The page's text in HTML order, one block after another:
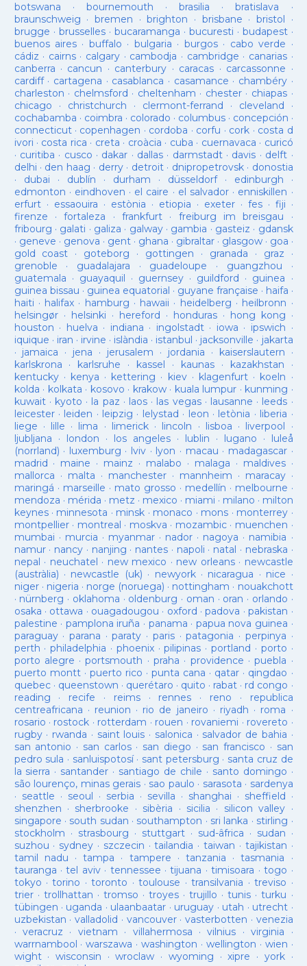
botswana · bournemouth ·brasilia ·bratislava ·
braunschweig · bremen ·brighton · brisbane · bristol ·
brugge · brusselles· bucaramanga · bucuresti · budapest·
buenos aires· buffalo · bulgaria · burgos· cabo verde ·
cádiz · cairns· calgary · cambodja · cambridge · canarias·
canberra · cancun · canterbury · caracas · carcassonne ·
cardiff· cartagena · casablanca · casamance · chambéry·
charleston · chelmsford · cheltenham · chester· chiapas ·
chicago · christchurch · clermont-ferrand · cleveland ·
cochabamba · coimbra · colorado · columbus· concepción ·
connecticut· copenhagen · cordoba · corfu · cork · costa d
ivori · costa rica · creta · croàcia · cuba · cuernavaca · curicó
· curitiba · cusco · dakar · dallas · darmstadt· davis · delft ·
delhi · den haag · derry· detroit· dnipropetrovsk· donostia
· dubai · dublín · durham · düsseldorf· edinburgh ·
edmonton · eindhoven · el caire · el salvador · enniskillen ·
erfurt· essaouira · estònia · etiopia · exeter· fes· fiji ·
firenze ·fortaleza · frankfurt· freiburg im breisgau ·
fribourg · galati · galiza · galway· gambia · gasteiz · gdansk
· geneve · genova · gent· ghana · gibraltar· glasgow· goa ·
gold coast · goteborg · gottingen · granada · graz ·
grenoble · guadalajara · guadeloupe · guangzhou ·
guatemala · guayaquil · guernsey· guildford · guinea ·
guinea bissau · guinea equatorial · guyane française · haifa ·
haiti · halifax · hamburg · hawaii · heidelberg · heilbronn ·
helsingør· helsinki · hereford · honduras· hong kong ·
houston · huelva · indiana · ingolstadt· iowa · ipswich ·
iquique · iran · irvine · islàndia · istanbul · jacksonville · jakarta
· jamaica · jena · jerusalem · jordania · kaiserslautern ·
karlskrona · karlsruhe · kassel · kaunas· kazakhstan ·
kentucky· kenya · kettering · kiev· klagenfurt · koeln ·
kolda · kolkata · kosovo · krakow· kuala lumpur · kunming ·
kuwait· kyoto · la paz · laos· las vegas· lausanne · leeds ·
leicester· leiden · leipzig · lelystad · leon · letònia · liberia ·
liege · lille · lima · limerick· lincoln · lisboa · liverpool ·
ljubljana · london · los angeles· lublin · lugano · luleå
(norrland) · luxemburg · lviv · lyon · macau · madagascar·
madrid · maine · mainz · malabo · malaga · maldives·
mallorca · malta · manchester· mannheim · maracay·
maringá · marseille · mato grosso · medellín · melbourne ·
mendoza · mérida · metz · mexico · miami · milano · milton
keynes· minnesota · minsk · monaco · mons · monterrey ·
montpellier· montreal · moskva · mozambic· muenchen ·
mumbai · murcia · myanmar· nador · nagoya · namibia ·
namur· nancy · nanjing · nantes · napoli · natal · nebraska ·
nepal · neuchatel · new mexico · new orleans· newcastle
(austràlia) · newcastle (uk) · newyork· nicaragua · nice ·
niger· nigeria · norge (noruega) · nottingham · nouakchott
· nürnberg · oklahoma · oldenburg · oman · oran · orlando ·
osaka · ottawa · ouagadougou · oxford ·padova ·pakistan ·
palestine · pamplona iruña · panama · papua nova guinea ·
paraguay· parana ·paraty · paris·patagonia · perpinya ·
perth ·philadelphia · phoenix·pilipinas ·portland · porto ·
porto alegre ·portsmouth ·praha · providence ·puebla ·
puerto montt· puerto rico ·punta cana · qatar · qingdao ·
quebec· queenstown · querétaro · quito · rabat · rd congo ·
reading · recife · reims· rennes · reno · republica
centreafricana · reunion · rio de janeiro · riyadh · roma ·
rosario · rostock · rotterdam · rouen · rovaniemi · rovereto ·
rugby· rwanda · saint louis · salonica · salvador de bahia ·
san antonio · san carlos· san diego · san francisco · san
pedro sula · sanluispotosí· sant petersburg · santa cruz de
la sierra · santander · santiago de chile · santo domingo ·
são lourenço, minas gerais · sao paulo · sarasota · sardenya
· seattle · seoul · serbia · sevilla · shanghai · sheffield ·
shenzhen · sherbrooke · sibèria · sicilia · silicon valley ·
singapore · south sudan · southampton · sri lanka · stirling ·
stockholm · strasbourg · stuttgart· sud-âfrica · sudan ·
suzhou · sydney · szczecin ·tailandia ·taiwan · tajikistan ·
tamil nadu ·tampa · tampere · tanzania ·tasmania ·
tauranga ·tel aviv· tennessee ·tijuana ·timisoara ·togo ·
tokyo ·torino ·toronto ·toulouse ·transilvania ·treviso ·
trier· trollhattan · tromso · troyes·trujillo ·tunis ·turku ·
tübingen · uganda · ulaanbaatar · uruguay · utah · utrecht ·
uzbekistan · valladolid · vancouver· vasterbotten · venezia
· veracruz · vietnam · villahermosa ·vilnius ·virginia ·
warrnambool ·warszawa ·washington · wellington · wien ·
wight· wisconsin ·wroclaw · wyoming ·xipre · york·